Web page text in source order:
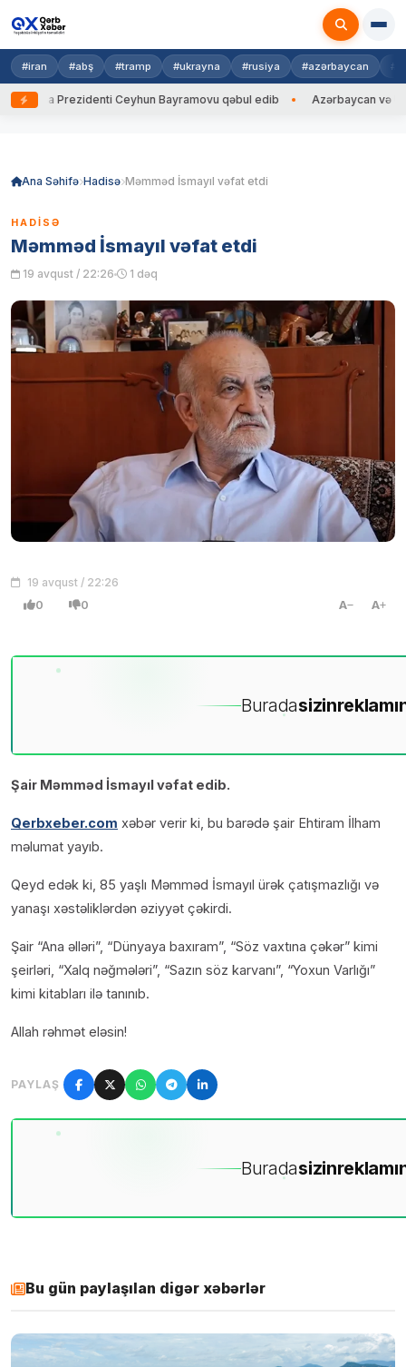
#iran #abş #tramp #ukrayna #rusiya #azərbaycan
Prezidenti Ceyhun Bayramovu qəbul edib Azərbaycan və Ukrayna
Ana Səhifə Hadisə Məmməd İsmayıl vəfat etdi
HADISƏ
Məmməd İsmayıl vəfat etdi
19 avqust / 22:26 1 dəq
19 avqust / 22:26
0 0 A A
Buradasizin
Şair Məmməd İsmayıl vəfat edib.
Qerbxeber.com xəbər verir ki, bu barədə şair Ehtiram İlham
məlumat yayıb.
Qeyd edək ki, 85 yaşlı Məmməd İsmayıl ürək çatışmazlığı və
yanaşı xəstəliklərdən əziyyət çəkirdi.
Şair “Ana əlləri”, “Dünyaya baxıram”, “Söz vaxtına çəkər” kimi
şeirləri, “Xalq nəğmələri”, “Sazın söz karvanı”, “Yoxun Varlığı”
kimi kitabları ilə tanınıb.
Allah rəhmət eləsin!
PAYLAŞ
Buradasizin
Bu gün paylaşılan digər xəbərlər